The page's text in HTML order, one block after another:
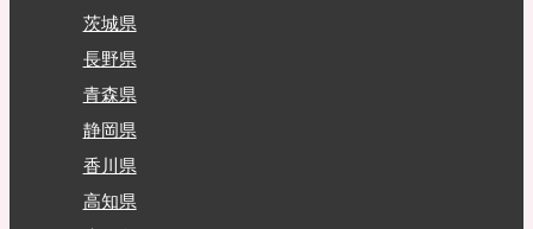
茨城県
長野県
青森県
静岡県
香川県
高知県